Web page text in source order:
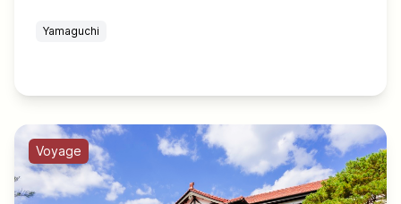
Yamaguchi
Voyage